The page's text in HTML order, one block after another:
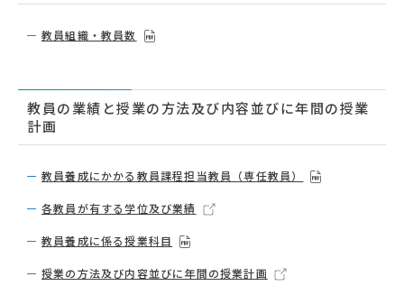
教員組織・教員数
教員の業績と授業の方法及び内容並びに年間の授業
計画
教員養成にかかる教員課程担当教員（専任教員）
各教員が有する学位及び業績
教員養成に係る授業科目
授業の方法及び内容並びに年間の授業計画